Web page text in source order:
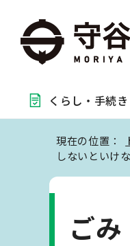
くらし・ 手続き
現在の位置：
しないといけ
ごみ